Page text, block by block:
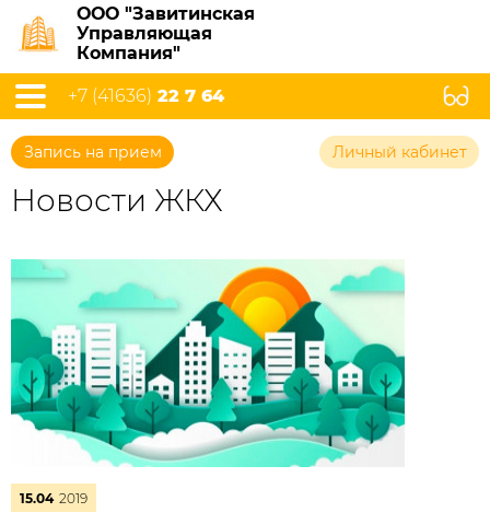
ООО "Завитинская
Управляющая
Компания"
+7 (41636) 22 7 64
Запись на прием Личный кабинет
Новости ЖКХ
15.04 2019